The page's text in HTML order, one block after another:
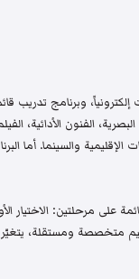
وبرنامج تدريب
الفنون الأدائية،
والسينما. أما
قائمة على مرحلتين:
متخصصة ومستقلة،